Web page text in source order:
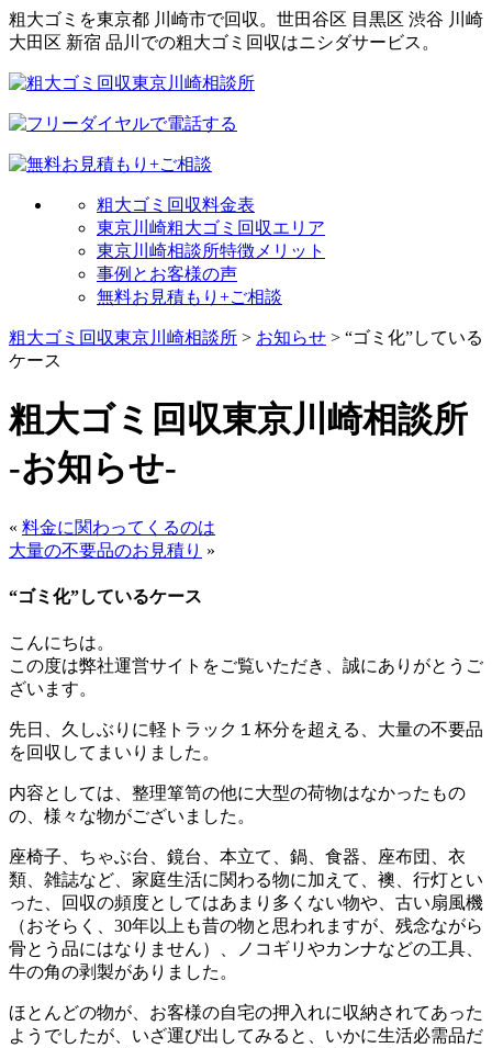
粗大ゴミを東京都 川崎市で回収。世田谷区 目黒区 渋谷 川崎
大田区 新宿 品川での粗大ゴミ回収はニシダサービス。
粗大ゴミ回収料金表
東京川崎粗大ゴミ回収エリア
東京川崎相談所特徴メリット
事例とお客様の声
無料お見積もり+ご相談
粗大ゴミ回収東京川崎相談所 > お知らせ > “ゴミ化”している
ケース
粗大ゴミ回収東京川崎相談所
-お知らせ-
« 料金に関わってくるのは
大量の不要品のお見積り »
“ゴミ化”しているケース
こんにちは。
この度は弊社運営サイトをご覧いただき、誠にありがとうご
ざいます。
先日、久しぶりに軽トラック１杯分を超える、大量の不要品
を回収してまいりました。
内容としては、整理箪笥の他に大型の荷物はなかったもの
の、様々な物がございました。
座椅子、ちゃぶ台、鏡台、本立て、鍋、食器、座布団、衣
類、雑誌など、家庭生活に関わる物に加えて、襖、行灯とい
った、回収の頻度としてはあまり多くない物や、古い扇風機
（おそらく、30年以上も昔の物と思われますが、残念ながら
骨とう品にはなりません）、ノコギリやカンナなどの工具、
牛の角の剥製がありました。
ほとんどの物が、お客様の自宅の押入れに収納されてあった
ようでしたが、いざ運び出してみると、いかに生活必需品だ